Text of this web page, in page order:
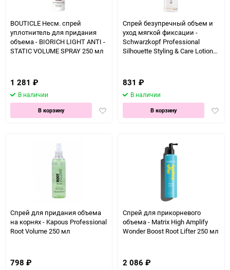
BOUTICLE Несм. спрей
уплотнитель для придания
объема - BIORICH LIGHT ANTI -
STATIC VOLUME SPRAY 250 мл
1 281 ₽
В наличии
Добавить
В корзину
Спрей безупречный объем и
уход мягкой фиксации -
Schwarzkopf Professional
Silhouette Styling & Care Lotion
831 ₽
В наличии
В корзину
Спрей для придания объема
на корнях - Kapous Professional
Root Volume 250 мл
798 ₽
Спрей для прикорневого
объема - Matrix High Amplify
Wonder Boost Root Lifter 250 мл
2 086 ₽